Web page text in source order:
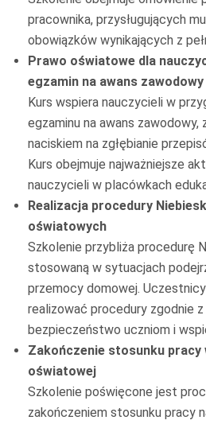
pracownika, przysługujących
obowiązków wynikających z
Prawo oświatowe dla
egzamin na awans zawodowy
Kurs wspiera nauczycieli w
egzaminu na awans zawodowy,
naciskiem na zgłębianie
Kurs obejmuje najważniejsze
nauczycieli w placówkach
Realizacja procedury
oświatowych
Szkolenie przybliża procedurę
stosowaną w sytuacjach
przemocy domowej.
realizować procedury zgodnie
bezpieczeństwo uczniom i
Zakończenie stosunku pracy
oświatowej
Szkolenie poświęcone jest
zakończeniem stosunku pracy